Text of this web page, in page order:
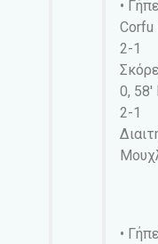
•
Corfu
2-1
0,
2-1
•